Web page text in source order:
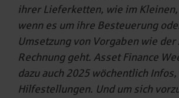
ihrer Lieferketten, wie im
wenn es um ihre Besteuerung
Umsetzung von Vorgaben wie der
Rechnung geht. Asset Finance
dazu auch 2025 wöchentlich
Hilfestellungen. Und um sich